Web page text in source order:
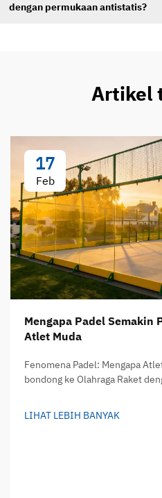
dengan permukaan antistatis?
Artikel
17
Feb
Mengapa Padel Semakin
Atlet Muda
Fenomena Padel: Mengapa
bondong ke Olahraga Raket
135 negara...
LIHAT LEBIH BANYAK